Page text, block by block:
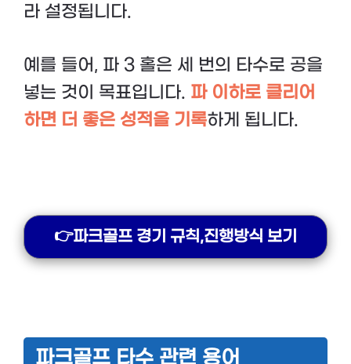
라 설정됩니다.
예를 들어, 파 3 홀은 세 번의 타수로 공을
넣는 것이 목표입니다. 파 이하로 클리어
하면 더 좋은 성적을 기록하게 됩니다.
👉파크골프 경기 규칙,진행방식 보기
파크골프 타수 관련 용어